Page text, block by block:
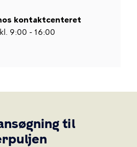
kontaktcenteret
9:00 - 16:00
til